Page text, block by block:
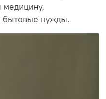
медицину,
бытовые нужды.